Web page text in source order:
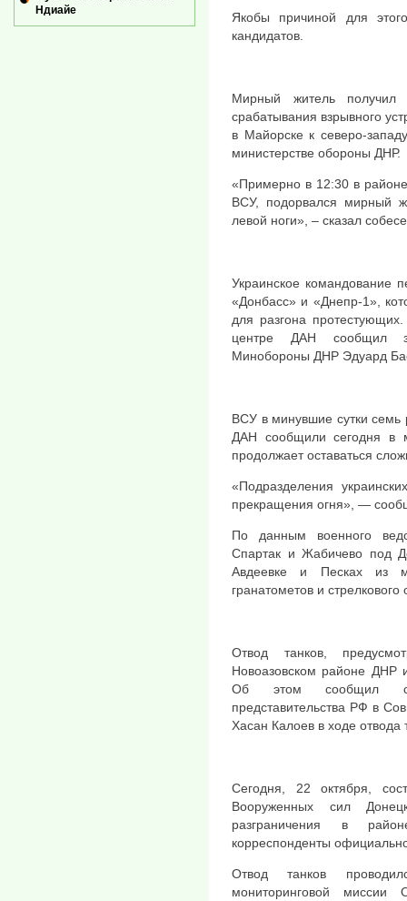
Якобы причиной для
кандидатов.
Мирный житель получил
срабатывания взрывного
в Майорске к северо-
министерстве обороны ДНР.
«Примерно в 12:30 в
ВСУ, подорвался мирный
левой ноги», – сказал
Украинское командование
«Донбасс» и «Днепр-1»,
для разгона
центре ДАН сообщил
Минобороны ДНР Эдуард
ВСУ в минувшие сутки семь
ДАН сообщили сегодня в
продолжает оставаться
«Подразделения
прекращения огня», —
По данным военного
Спартак и Жабичево под
Авдеевке и Песках из
гранатометов и стрелкового
Отвод танков,
Новоазовском районе ДНР
Об этом сообщил
представительства РФ в
Хасан Калоев в ходе отвода
Сегодня, 22 октября,
Вооруженных сил
разграничения в
корреспонденты
Отвод танков
мониторинговой миссии
Ндиайе